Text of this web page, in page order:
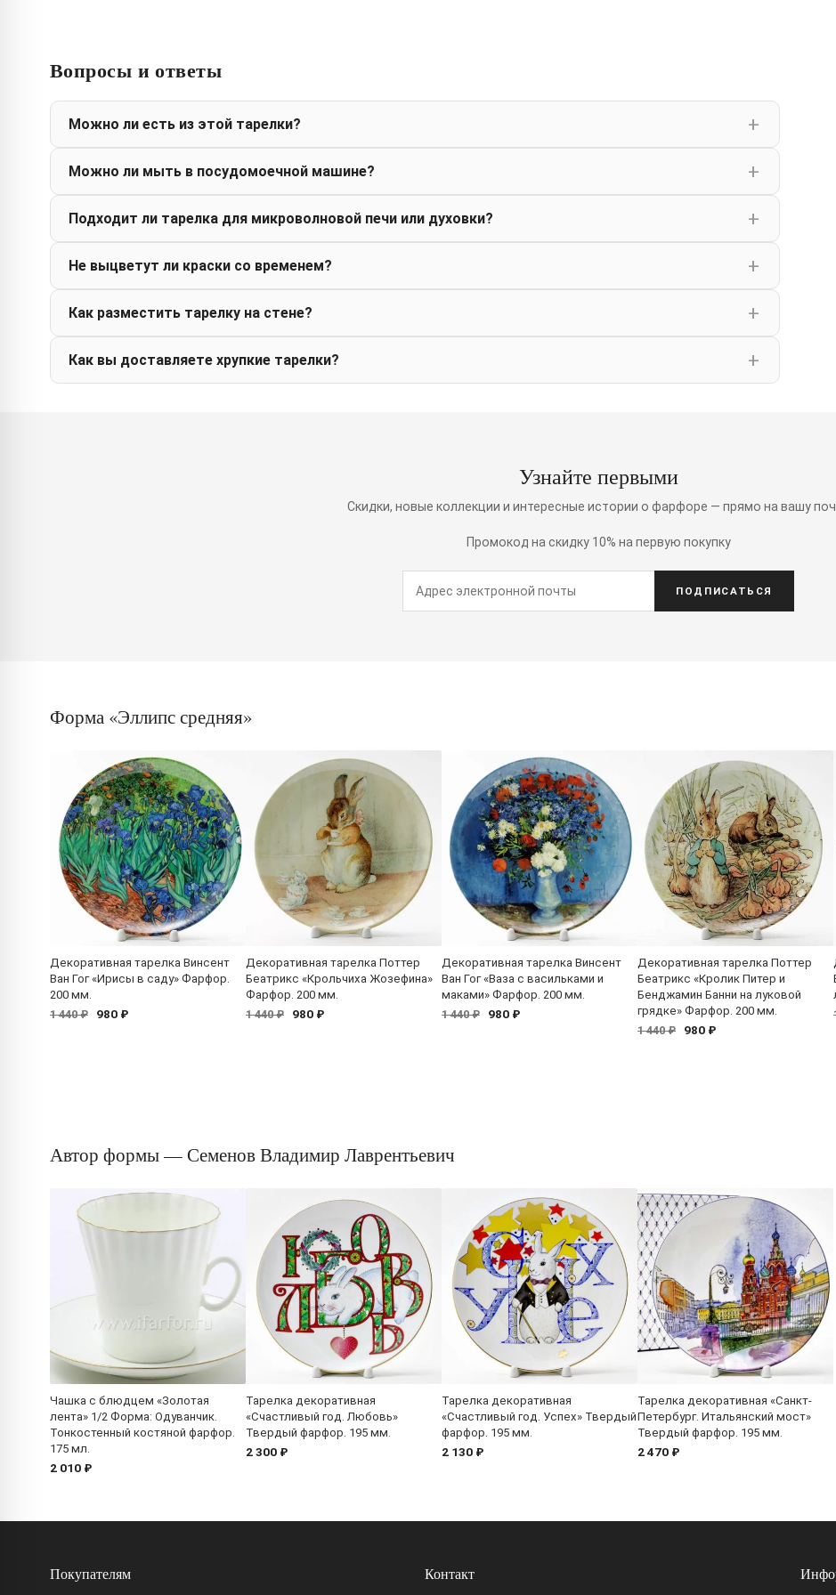
Вопросы и ответы
Можно ли есть из этой тарелки?
Можно ли мыть в посудомоечной машине?
Подходит ли тарелка для микроволновой печи или духовки?
Не выцветут ли краски со временем?
Как разместить тарелку на стене?
Как вы доставляете хрупкие тарелки?
Узнайте первыми
Скидки, новые коллекции и интересные истории о фарфоре — прямо на вашу
Промокод на скидку 10% на первую покупку
ПОДПИСАТЬСЯ
Форма «Эллипс средняя»
Декоративная тарелка Винсент
Ван Гог «Ирисы в саду» Фарфор.
200 мм.
1 440 ₽
980 ₽
Декоративная тарелка Поттер
Беатрикс «Крольчиха Жозефина»
Фарфор. 200 мм.
1 440 ₽
980 ₽
Декоративная тарелка Винсент
Ван Гог «Ваза с васильками и
маками» Фарфор. 200 мм.
1 440 ₽
980 ₽
Декоративная тарелка Поттер
Беатрикс «Кролик Питер и
Бенджамин Банни на луковой
грядке» Фарфор. 200 мм.
1 440 ₽
980 ₽
Автор формы — Семенов Владимир Лаврентьевич
Чашка с блюдцем «Золотая
лента» 1/2 Форма: Одуванчик.
Тонкостенный костяной фарфор.
175 мл.
2 010 ₽
Тарелка декоративная
«Счастливый год. Любовь»
Твердый фарфор. 195 мм.
2 300 ₽
Тарелка декоративная
«Счастливый год. Успех» Твердый
фарфор. 195 мм.
2 130 ₽
Тарелка декоративная «Санкт-
Петербург. Итальянский мост»
Твердый фарфор. 195 мм.
2 470 ₽
Покупателям Контакт